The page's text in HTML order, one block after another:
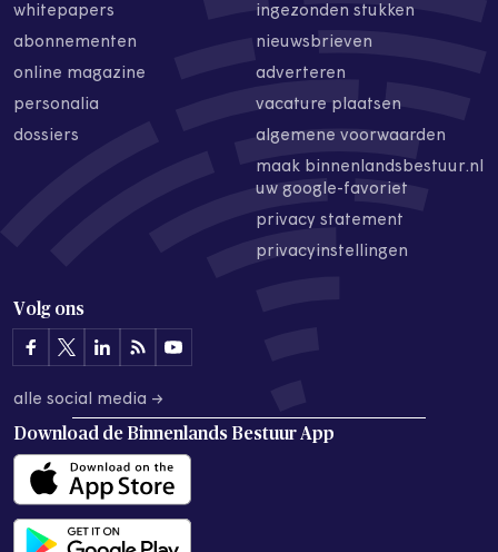
whitepapers
abonnementen
online magazine
personalia
dossiers
ingezonden stukken
nieuwsbrieven
adverteren
vacature plaatsen
algemene voorwaarden
maak binnenlandsbestuur.nl
uw google-favoriet
privacy statement
privacyinstellingen
Volg ons
alle social media →
Download de Binnenlands Bestuur App